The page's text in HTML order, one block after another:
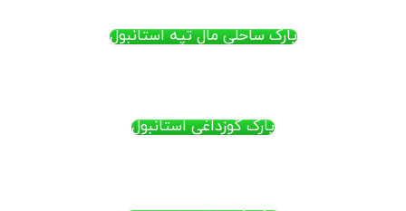
پارک گوزداغی استانبول
پارک ساحلی مال تپه استانبول